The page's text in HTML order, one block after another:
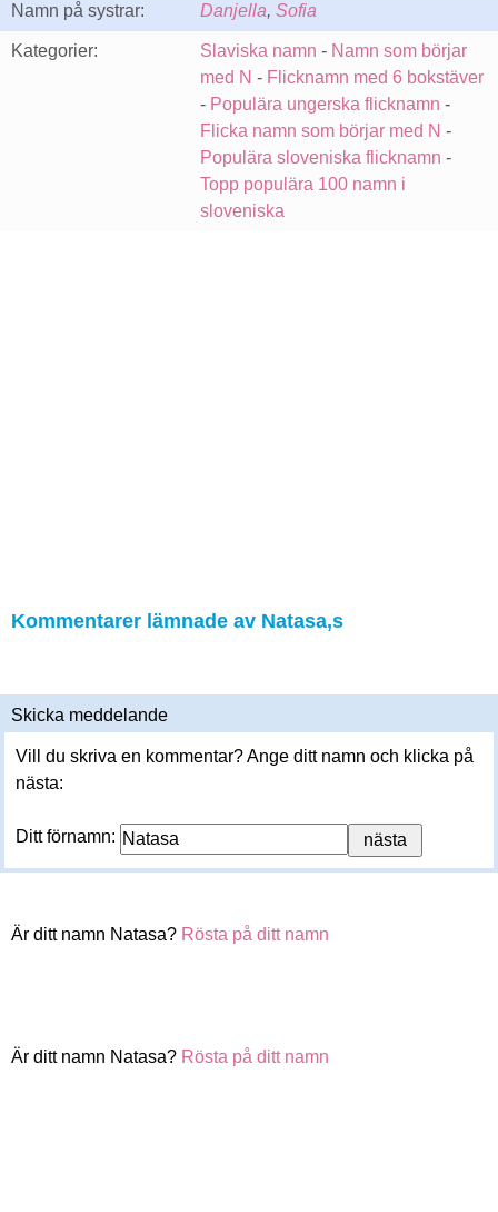
Namn på systrar: Danjella, Sofia
Kategorier: Slaviska namn - Namn som börjar
med N - Flicknamn med 6 bokstäver
- Populära ungerska flicknamn -
Flicka namn som börjar med N -
Populära sloveniska flicknamn -
Topp populära 100 namn i
sloveniska
Kommentarer lämnade av Natasa,s
Skicka meddelande
Vill du skriva en kommentar? Ange ditt namn och klicka på
nästa:
Ditt förnamn:
Är ditt namn Natasa? Rösta på ditt namn
Är ditt namn Natasa? Rösta på ditt namn